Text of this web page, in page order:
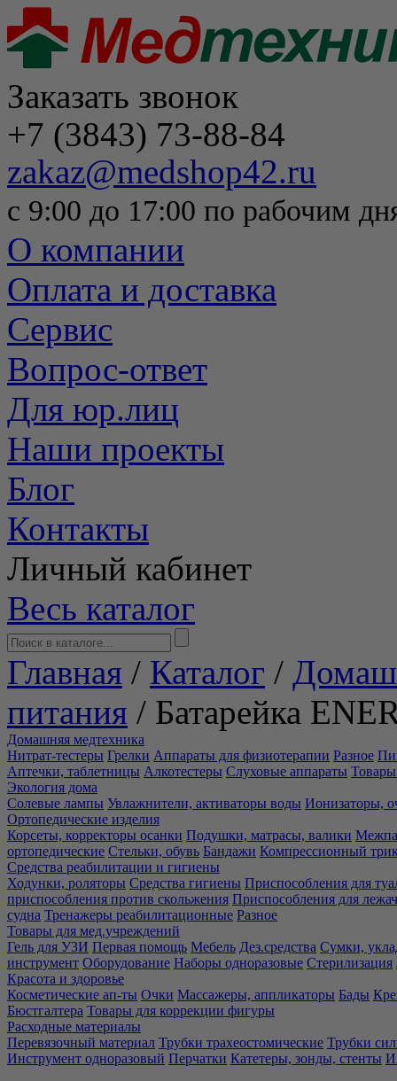
Заказать звонок
+7 (3843) 73-88-84
zakaz@medshop42.ru
с 9:00 до 17:00 по рабочим
О компании
Оплата и доставка
Сервис
Вопрос-ответ
Для юр.лиц
Наши проекты
Блог
Контакты
Личный кабинет
Весь каталог
Главная / Каталог /
питания / Батарейка
Домашняя медтехника
Нитрат-тестеры Грелки Аппараты для физиотерапии Разное
Аптечки, таблетницы Алкотестеры Слуховые аппараты Товары
Экология дома
Солевые лампы Увлажнители, активаторы воды Ионизаторы,
Ортопедические изделия
Корсеты, корректоры осанки Подушки, матрасы, валики
ортопедические Стельки, обувь Бандажи Компрессионный
Средства реабилитации и гигиены
Ходунки, роляторы Средства гигиены Приспособления для
приспособления против скольжения Приспособления для
судна Тренажеры реабилитационные Разное
Товары для мед.учреждений
Гель для УЗИ Первая помощь Мебель Дез.средства Сумки,
инструмент Оборудование Наборы одноразовые Стерилизация
Красота и здоровье
Косметические ап-ты Очки Массажеры, аппликаторы Бады
Бюстгалтера Товары для коррекции фигуры
Расходные материалы
Перевязочный материал Трубки трахеостомические Трубки
Инструмент одноразовый Перчатки Катетеры, зонды, стенты